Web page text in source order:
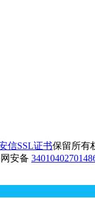
信SSL证书保留所有
安备